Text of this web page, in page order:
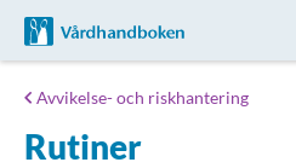
Till startsidan för Vårdhandboken
Avvikelse- och riskhantering
Rutiner